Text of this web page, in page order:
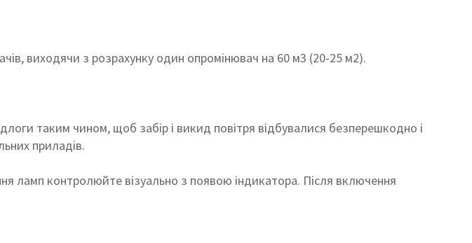
виходячи з розрахунку один опромінювач на 60 м3 (20-25 м2).
таким чином, щоб забір і викид повітря відбувалися безперешкодно і
приладів.
ламп контролюйте візуально з появою індикатора. Після включення